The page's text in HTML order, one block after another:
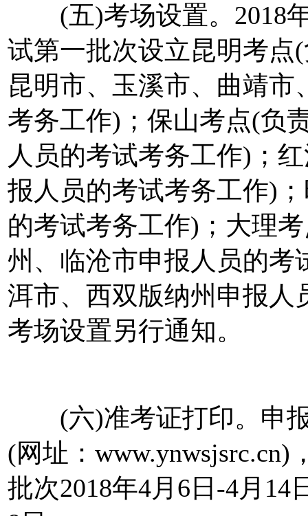
(五)考场设置。2018年
试第一批次设立昆明考点
昆明市、玉溪市、曲靖
考务工作)；保山考点(负
人员的考试考务工作)；
报人员的考试考务工作)
的考试考务工作)；大理
州、临沧市申报人员的考
洱市、西双版纳州申报人
考场设置另行通知。
(六)准考证打印。申报
(网址：
批次2018年4月6日-4月14